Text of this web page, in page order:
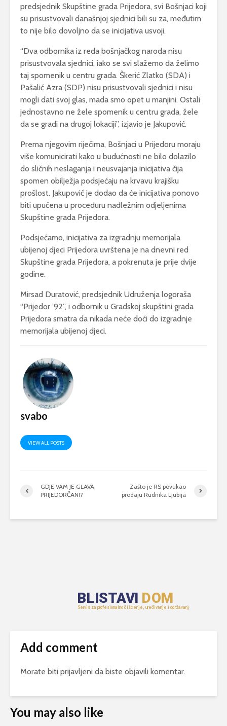
predsjednik Skupštine grada Prijedora, svi Bošnjaci koji
su prisustvovali današnjoj sjednici bili su za, međutim
to nije bilo dovoljno da se inicijativa usvoji.
“Dva odbornika iz reda bošnjačkog naroda nisu
prisustvovala sjednici, iako se svi slažemo da želimo
taj spomenik u centru grada. Škerić Zlatko (SDA) i
Pašalić Azra (SDP) nisu prisustvovali sjednici i nisu
mogli dati svoj glas, mada smo opet u manjini. Ostali
jednostavno ne žele spomenik u centru grada, žele
da se gradi na drugoj lokaciji”, izjavio je Jakupović.
Prema njegovim riječima, Bošnjaci u Prijedoru moraju
više komunicirati kako u budućnosti ne bilo dolazilo
do sličnih neslaganja i neusvajanja inicijativa čija
spomen obilježja podsjećaju na krvavu krajišku
prošlost. Jakupović je dodao da će inicijativa ponovo
biti upućena u proceduru nadležnim odjeljenima
Skupštine grada Prijedora.
Podsjećamo, inicijativa za izgradnju memorijala
ubijenoj djeci Prijedora uvrštena je na dnevni red
Skupštine grada Prijedora, a pokrenuta je prije dvije
godine.
Mirsad Duratović, predsjednik Udruženja logoraša
“Prijedor ’92”, i odbornik u Gradskoj skupštini grada
Prijedora smatra da nikada neće doći do izgradnje
memorijala ubijenoj djeci.
svabo
VIEW ALL POSTS
GDJE VAM JE GLAVA,
PRIJEDORČANI?
Zašto je RS povukao
prodaju Rudnika Ljubija
Add comment
Morate biti prijavljeni da biste objavili komentar.
You may also like